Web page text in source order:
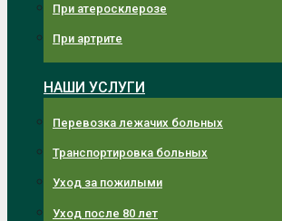
При атеросклерозе
При артрите
НАШИ УСЛУГИ
Перевозка лежачих больных
Транспортировка больных
Уход за пожилыми
Уход после 80 лет